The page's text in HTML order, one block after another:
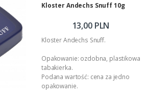
Kloster Andechs Snuff 10g
13,00 PLN
Kloster Andechs Snuff.
Opakowanie: ozdobna, plastikowa
tabakierka.
Podana wartość: cena za jedno
opakowanie.